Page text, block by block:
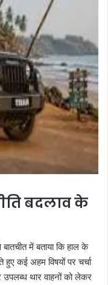
बदलाव के
बातचीत में बताया कि हाल के
कई अहम विषयों पर चर्चा
थार वाहनों को लेकर